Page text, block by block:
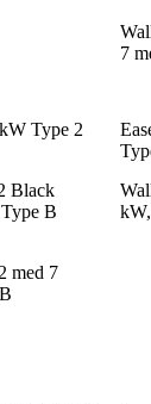
7
Type 2
Black
B
med 7